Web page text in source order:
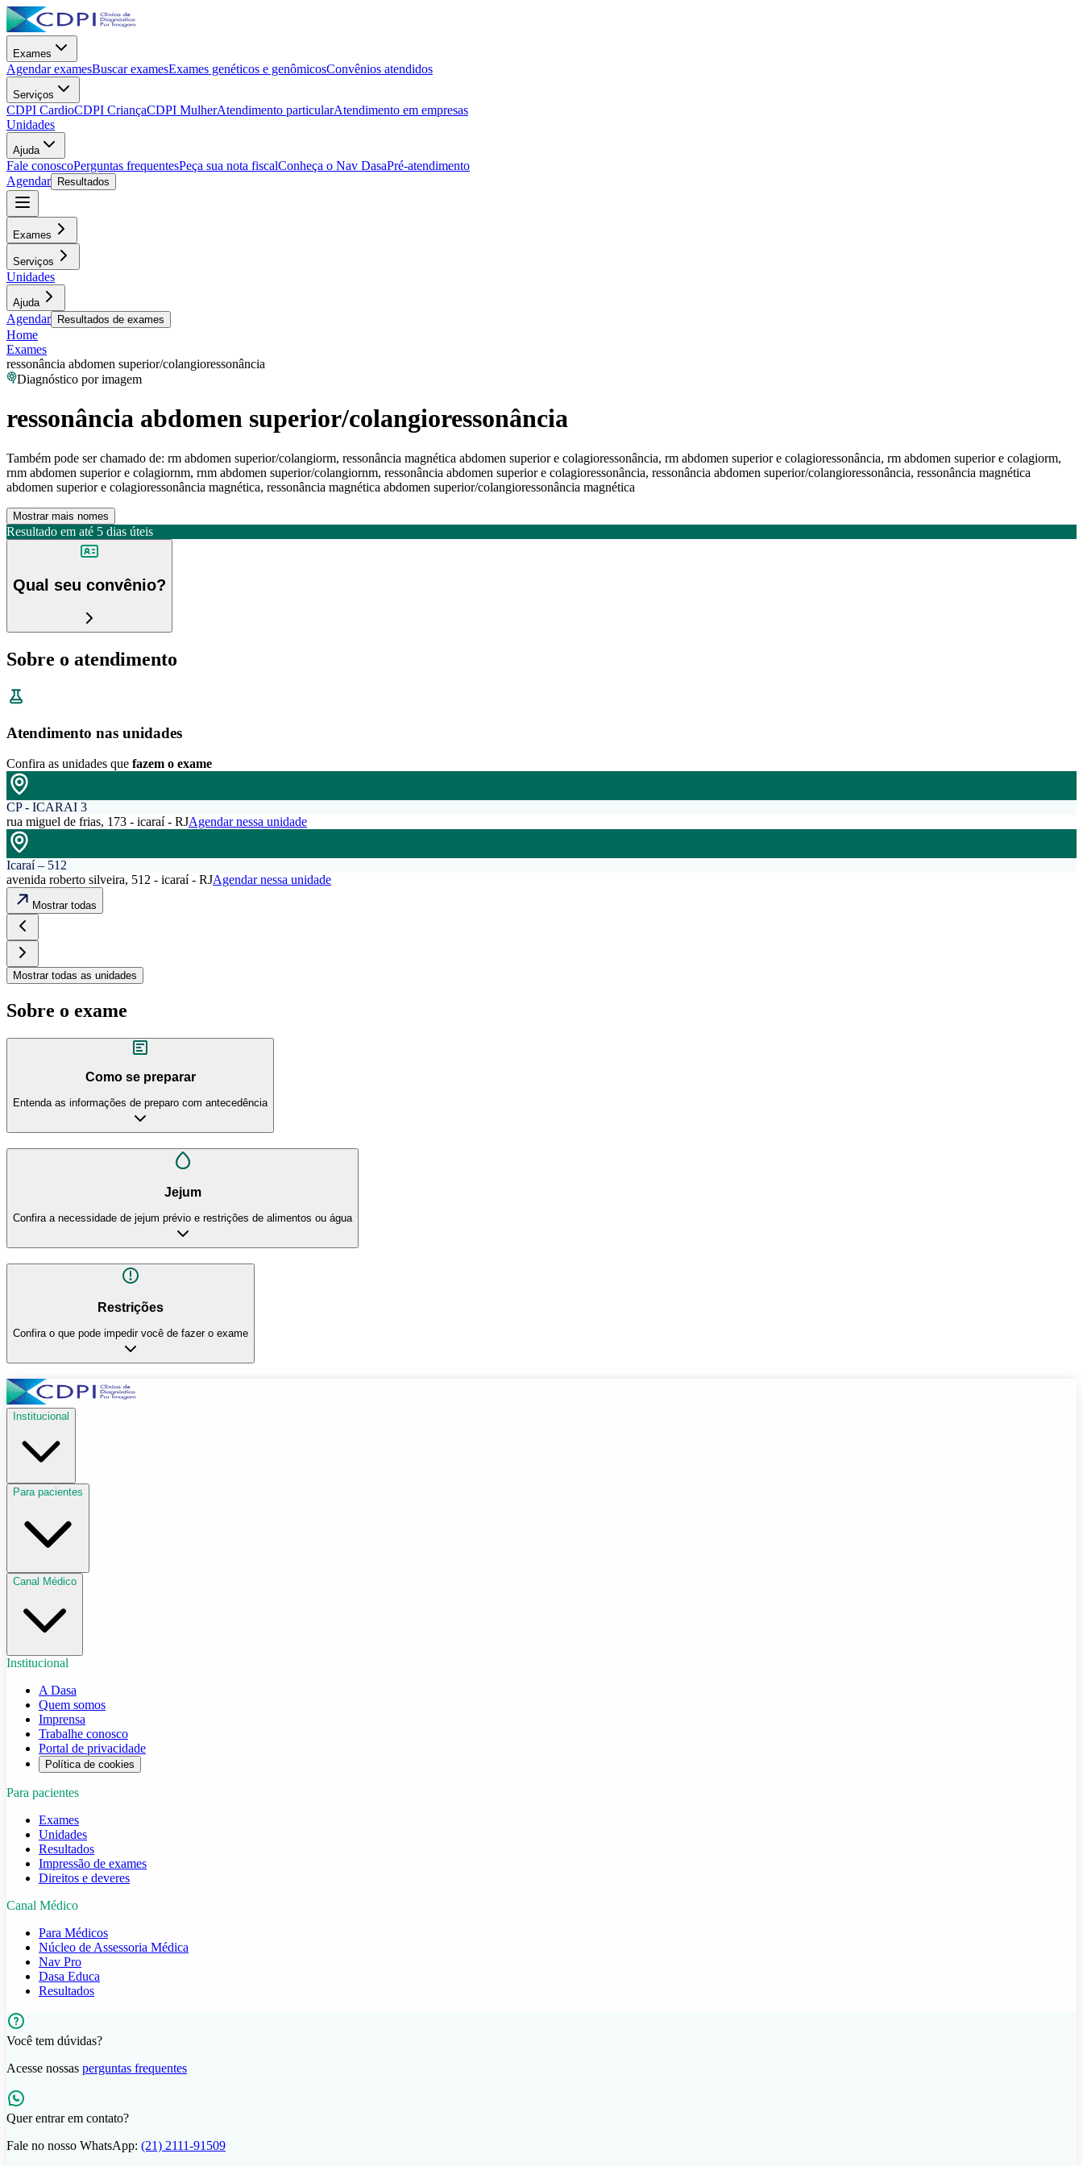
Exames
Agendar examesBuscar examesExames genéticos e genômicosConvênios atendidos
Serviços
CDPI CardioCDPI CriançaCDPI MulherAtendimento particularAtendimento em empresas
Unidades
Ajuda
Fale conoscoPerguntas frequentesPeça sua nota fiscalConheça o Nav DasaPré-atendimento
Agendar
Resultados
Exames
Serviços
Unidades
Ajuda
Agendar Resultados de exames
Home
Exames
ressonância abdomen superior/colangioressonância
Diagnóstico por imagem
ressonância abdomen superior/colangioressonância
Também pode ser chamado de: rm abdomen superior/colangiorm, ressonância magnética abdomen superior e colagioressonância, rm abdomen superior e colagioressonância, rm abdomen superior e colagiorm,
rnm abdomen superior e colagiornm, rnm abdomen superior/colangiornm, ressonância abdomen superior e colagioressonância, ressonância abdomen superior/colangioressonância, ressonância magnética
abdomen superior e colagioressonância magnética, ressonância magnética abdomen superior/colangioressonância magnética
Mostrar mais nomes
Resultado em até 5 dias úteis
Qual seu convênio?
Sobre o atendimento
Atendimento nas unidades
Confira as unidades que fazem o exame
CP - ICARAI 3
rua miguel de frias, 173 - icaraí - RJAgendar nessa unidade
Icaraí – 512
avenida roberto silveira, 512 - icaraí - RJAgendar nessa unidade
Mostrar todas
Mostrar todas as unidades
Sobre o exame
Como se preparar
Entenda as informações de preparo com antecedência
Jejum
Confira a necessidade de jejum prévio e restrições de alimentos ou água
Restrições
Confira o que pode impedir você de fazer o exame
Institucional
Para pacientes
Canal Médico
Institucional
A Dasa
Quem somos
Imprensa
Trabalhe conosco
Portal de privacidade
Política de cookies
Para pacientes
Exames
Unidades
Resultados
Impressão de exames
Direitos e deveres
Canal Médico
Para Médicos
Núcleo de Assessoria Médica
Nav Pro
Dasa Educa
Resultados
Você tem dúvidas?
Acesse nossas perguntas frequentes
Quer entrar em contato?
Fale no nosso WhatsApp: (21) 2111-91509